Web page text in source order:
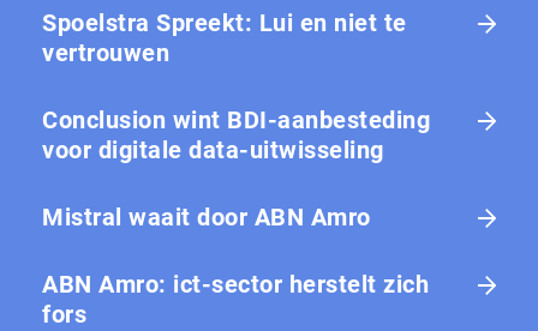
Spoelstra Spreekt: Lui en niet te
vertrouwen
Conclusion wint BDI-aanbesteding
voor digitale data-uitwisseling
Mistral waait door ABN Amro
ABN Amro: ict-sector herstelt zich
fors